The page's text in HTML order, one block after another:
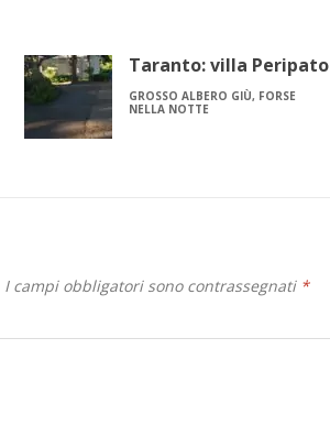
Taranto: villa Peripato
GROSSO ALBERO GIÙ, FORSE
NELLA NOTTE
I campi obbligatori sono contrassegnati *